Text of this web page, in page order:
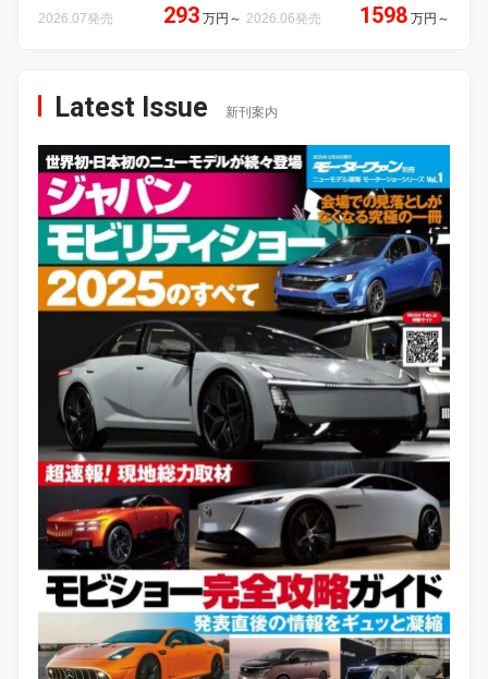
2026.07発売 293 万円 ～ 2026.06発売 1598 万円 ～
Latest Issue 新刊案内